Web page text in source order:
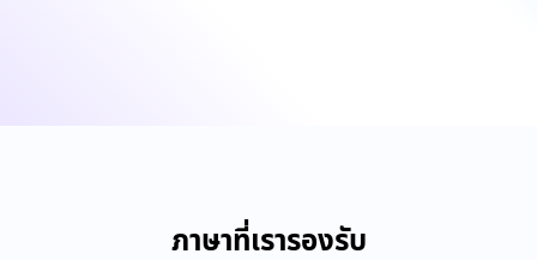
ภาษาที่เรารองรับ